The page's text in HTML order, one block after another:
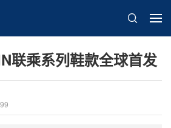
联乘系列鞋款全球首发